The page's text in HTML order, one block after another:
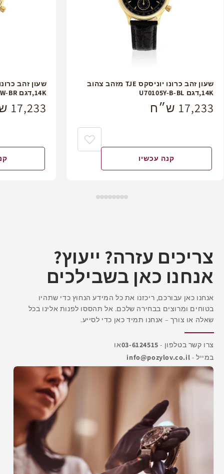
שעון זהב כרונו יוניסקס TJE מזהב צהוב
14K,דגם U70105Y-B-BL
מחיר
17,233 ש״ח
קנה עכשיו
14K,דגם U70105Y-W-BR
מחיר
17,233 ש״ח
צריכים עזרה? ייעוץ?
אנחנו כאן בשבילכים
אנחנו כאן עבורכם, ריכזנו את כל המידע הנחוץ כדי שתהיו
בטוחים ומרוצים בבחירה שלכם. אל תהססו לפנות אלינו בכל
שאלה או צורך – אנחנו תמיד כאן כדי לסייע.
צרו קשר בטלפון - 03-6124515או
במייל - info@pozylov.co.il